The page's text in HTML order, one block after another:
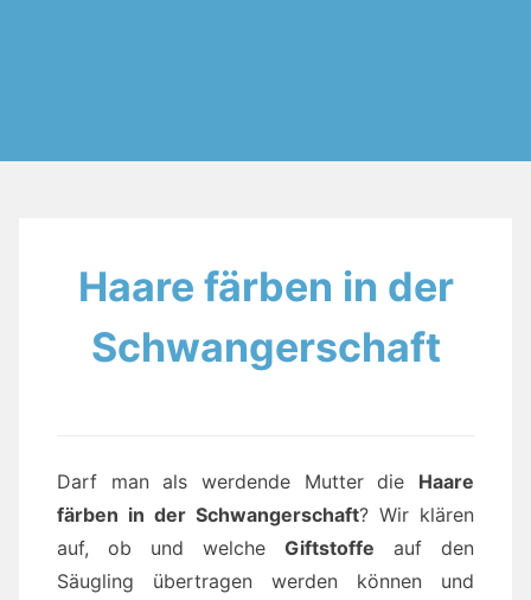
Haare färben in der
Schwangerschaft
Darf man als werdende Mutter die Haare
färben in der Schwangerschaft? Wir klären
auf, ob und welche Giftstoffe auf den
Säugling übertragen werden können und